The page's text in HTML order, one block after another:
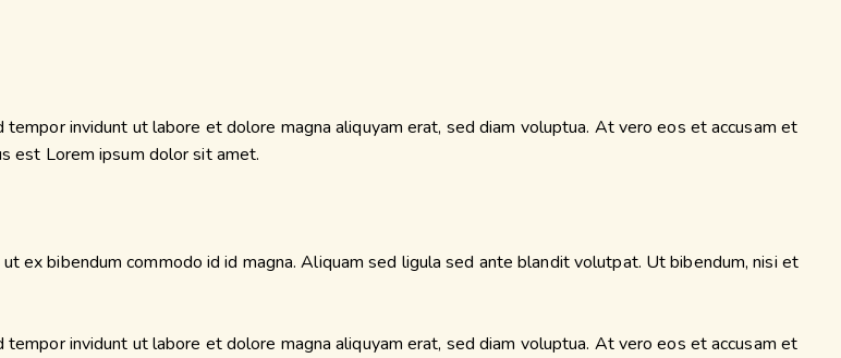
invidunt ut labore et dolore magna aliquyam erat, sed diam voluptua. At vero eos et accusam et
est Lorem ipsum dolor sit amet.
ex bibendum commodo id id magna. Aliquam sed ligula sed ante blandit volutpat. Ut bibendum, nisi et
invidunt ut labore et dolore magna aliquyam erat, sed diam voluptua. At vero eos et accusam et